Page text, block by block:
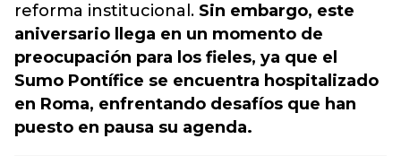
reforma institucional. Sin embargo, este
aniversario llega en un momento de
preocupación para los fieles, ya que el
Sumo Pontífice se encuentra hospitalizado
en Roma, enfrentando desafíos que han
puesto en pausa su agenda.